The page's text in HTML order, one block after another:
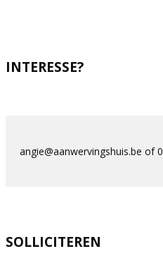
INTERESSE?
angie@aanwervingshuis.be of
SOLLICITEREN